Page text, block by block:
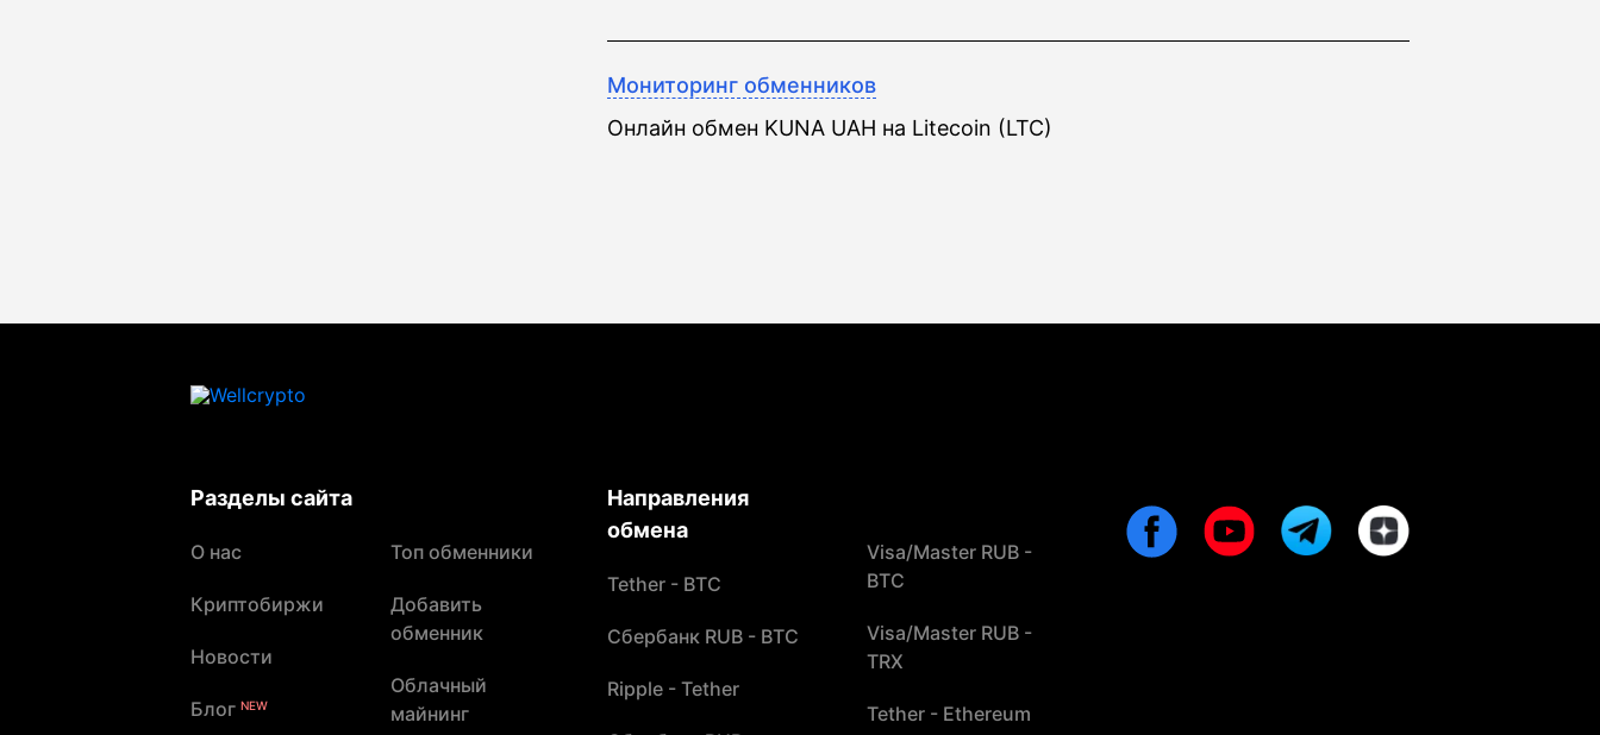
Мониторинг обменников
Онлайн обмен KUNA UAH на Litecoin (LTC)
Разделы сайта
О нас
Криптобиржи
Новости
Блог NEW
Топ обменники
Добавить
обменник
Облачный
майнинг
Направления
обмена
Tether - BTC
Сбербанк RUB - BTC
Ripple - Tether
Visa/Master RUB -
BTC
Visa/Master RUB -
TRX
Tether - Ethereum